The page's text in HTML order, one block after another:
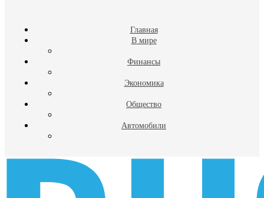
Главная
В мире
Финансы
Экономика
Общество
Автомобили